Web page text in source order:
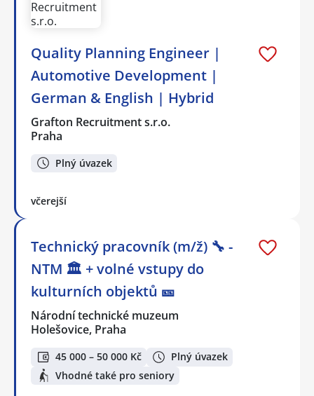
Quality Planning Engineer |
Automotive Development |
German & English | Hybrid
Grafton Recruitment s.r.o.
Praha
Plný úvazek
včerejší
Technický pracovník (m/ž) 🔧 -
NTM 🏛 + volné vstupy do
kulturních objektů 🎫
Národní technické muzeum
Holešovice, Praha
45 000 – 50 000 Kč
Plný úvazek
Vhodné také pro seniory